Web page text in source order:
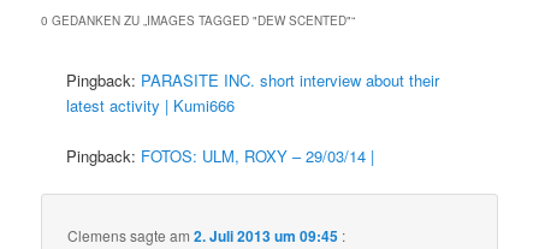
0 GEDANKEN ZU „ IMAGES TAGGED "DEW SCENTED"“
Pingback: PARASITE INC. short interview about their
latest activity | Kumi666
Pingback: FOTOS: ULM, ROXY – 29/03/14 |
Clemenssagte am2. Juli 2013 um 09:45 :